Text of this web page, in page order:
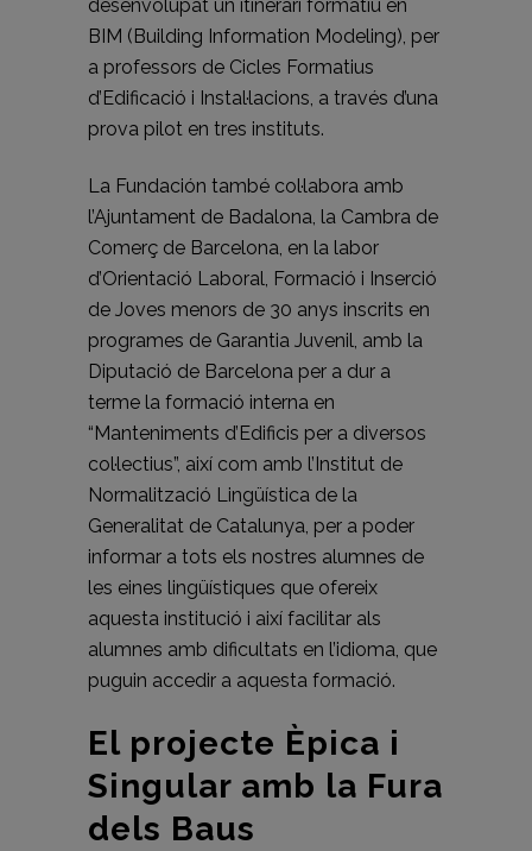
desenvolupat un itinerari formatiu en
BIM (Building Information Modeling), per
a professors de Cicles Formatius
d’Edificació i Instal·lacions, a través d’una
prova pilot en tres instituts.
La Fundación també col·labora amb
l’Ajuntament de Badalona, la Cambra de
Comerç de Barcelona, en la labor
d’Orientació Laboral, Formació i Inserció
de Joves menors de 30 anys inscrits en
programes de Garantia Juvenil, amb la
Diputació de Barcelona per a dur a
terme la formació interna en
“Manteniments d’Edificis per a diversos
col·lectius”, així com amb l’Institut de
Normalització Lingüística de la
Generalitat de Catalunya, per a poder
informar a tots els nostres alumnes de
les eines lingüístiques que ofereix
aquesta institució i així facilitar als
alumnes amb dificultats en l’idioma, que
puguin accedir a aquesta formació.
El projecte Èpica i
Singular amb la Fura
dels Baus